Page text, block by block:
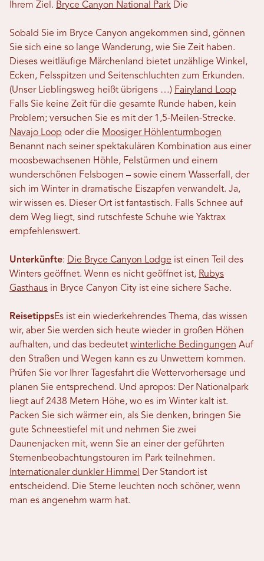
Ihrem Ziel. Bryce Canyon National Park Die
Sobald Sie im Bryce Canyon angekommen sind, gönnen
Sie sich eine so lange Wanderung, wie Sie Zeit haben.
Dieses weitläufige Märchenland bietet unzählige Winkel,
Ecken, Felsspitzen und Seitenschluchten zum Erkunden.
(Unser Lieblingsweg heißt übrigens …) Fairyland Loop
Falls Sie keine Zeit für die gesamte Runde haben, kein
Problem; versuchen Sie es mit der 1,5-Meilen-Strecke.
Navajo Loop oder die Moosiger Höhlenturmbogen
Benannt nach seiner spektakulären Kombination aus einer
moosbewachsenen Höhle, Felstürmen und einem
wunderschönen Felsbogen – sowie einem Wasserfall, der
sich im Winter in dramatische Eiszapfen verwandelt. Ja,
wir wissen es. Dieser Ort ist fantastisch. Falls Schnee auf
dem Weg liegt, sind rutschfeste Schuhe wie Yaktrax
empfehlenswert.
Unterkünfte: Die Bryce Canyon Lodge ist einen Teil des
Winters geöffnet. Wenn es nicht geöffnet ist, Rubys
Gasthaus in Bryce Canyon City ist eine sichere Sache.
ReisetippsEs ist ein wiederkehrendes Thema, das wissen
wir, aber Sie werden sich heute wieder in großen Höhen
aufhalten, und das bedeutet winterliche Bedingungen Auf
den Straßen und Wegen kann es zu Unwettern kommen.
Prüfen Sie vor Ihrer Tagesfahrt die Wettervorhersage und
planen Sie entsprechend. Und apropos: Der Nationalpark
liegt auf 2438 Metern Höhe, wo es im Winter kalt ist.
Packen Sie sich wärmer ein, als Sie denken, bringen Sie
gute Schneestiefel mit und nehmen Sie zwei
Daunenjacken mit, wenn Sie an einer der geführten
Sternenbeobachtungstouren im Park teilnehmen.
Internationaler dunkler Himmel
Der Standort ist
entscheidend. Die Sterne leuchten noch schöner, wenn
man es angenehm warm hat.